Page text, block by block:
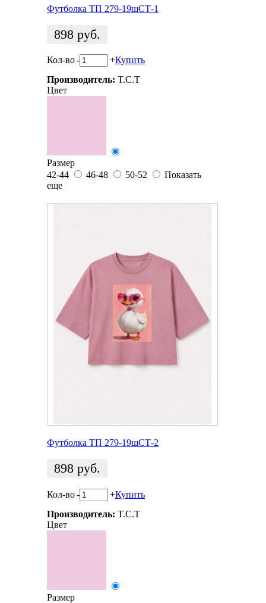
Футболка ТП 279-19шСТ-1
898 руб.
Кол-во- +Купить
Производитель: T.C.T
Цвет
Размер
42-44
46-48 50-52
Показать
еще
Футболка ТП 279-19шСТ-2
898 руб.
Кол-во- +Купить
Производитель: T.C.T
Цвет
Размер